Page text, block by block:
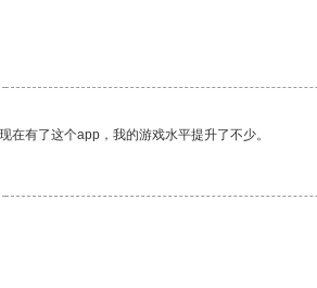
有了这个app，我的游戏水平提升了不少。